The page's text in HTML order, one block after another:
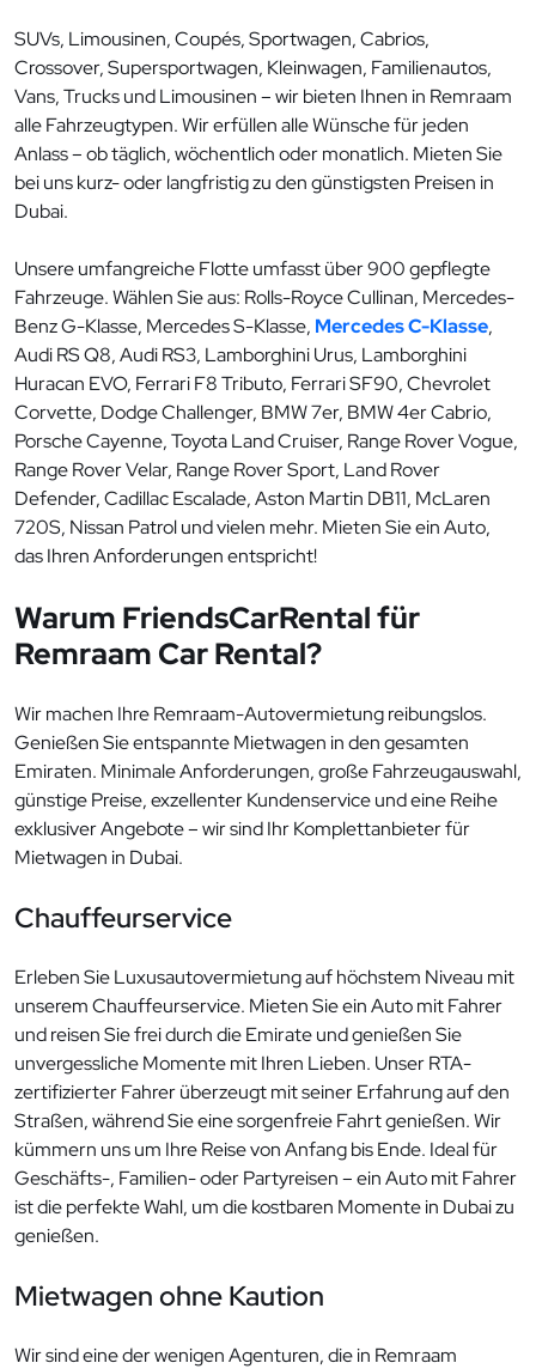
SUVs, Limousinen, Coupés, Sportwagen, Cabrios,
Crossover, Supersportwagen, Kleinwagen, Familienautos,
Vans, Trucks und Limousinen – wir bieten Ihnen in Remraam
alle Fahrzeugtypen. Wir erfüllen alle Wünsche für jeden
Anlass – ob täglich, wöchentlich oder monatlich. Mieten Sie
bei uns kurz- oder langfristig zu den günstigsten Preisen in
Dubai.
Unsere umfangreiche Flotte umfasst über 900 gepflegte
Fahrzeuge. Wählen Sie aus: Rolls-Royce Cullinan, Mercedes-
Benz G-Klasse, Mercedes S-Klasse, Mercedes C-Klasse,
Audi RS Q8, Audi RS3, Lamborghini Urus, Lamborghini
Huracan EVO, Ferrari F8 Tributo, Ferrari SF90, Chevrolet
Corvette, Dodge Challenger, BMW 7er, BMW 4er Cabrio,
Porsche Cayenne, Toyota Land Cruiser, Range Rover Vogue,
Range Rover Velar, Range Rover Sport, Land Rover
Defender, Cadillac Escalade, Aston Martin DB11, McLaren
720S, Nissan Patrol und vielen mehr. Mieten Sie ein Auto,
das Ihren Anforderungen entspricht!
Warum FriendsCarRental für
Remraam Car Rental?
Wir machen Ihre Remraam-Autovermietung reibungslos.
Genießen Sie entspannte Mietwagen in den gesamten
Emiraten. Minimale Anforderungen, große Fahrzeugauswahl,
günstige Preise, exzellenter Kundenservice und eine Reihe
exklusiver Angebote – wir sind Ihr Komplettanbieter für
Mietwagen in Dubai.
Chauffeurservice
Erleben Sie Luxusautovermietung auf höchstem Niveau mit
unserem Chauffeurservice. Mieten Sie ein Auto mit Fahrer
und reisen Sie frei durch die Emirate und genießen Sie
unvergessliche Momente mit Ihren Lieben. Unser RTA-
zertifizierter Fahrer überzeugt mit seiner Erfahrung auf den
Straßen, während Sie eine sorgenfreie Fahrt genießen. Wir
kümmern uns um Ihre Reise von Anfang bis Ende. Ideal für
Geschäfts-, Familien- oder Partyreisen – ein Auto mit Fahrer
ist die perfekte Wahl, um die kostbaren Momente in Dubai zu
genießen.
Mietwagen ohne Kaution
Wir sind eine der wenigen Agenturen, die in Remraam